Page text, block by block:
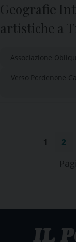
Geografie
artistiche a
Associazione
Verso Pordenone
1 2